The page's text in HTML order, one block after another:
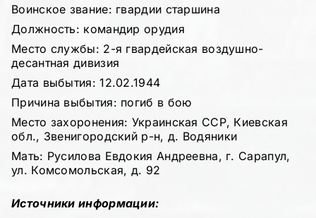
Воинское звание: гвардии старшина
Должность: командир орудия
Место службы: 2-я гвардейская воздушно-
десантная дивизия
Дата выбытия: 12.02.1944
Причина выбытия: погиб в бою
Место захоронения: Украинская ССР, Киевская
обл., Звенигородский р-н, д. Водяники
Мать: Русилова Евдокия Андреевна, г. Сарапул,
ул. Комсомольская, д. 92
Источники информации: